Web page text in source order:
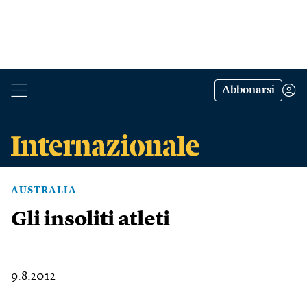
Abbonarsi
AUSTRALIA
Gli insoliti atleti
9.8.2012